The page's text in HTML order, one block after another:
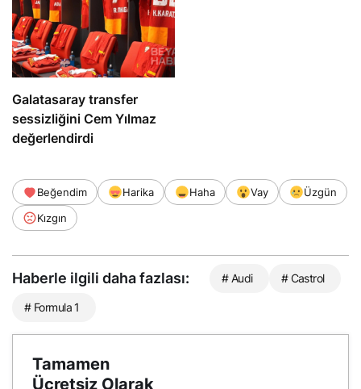
Galatasaray transfer
sessizliğini Cem Yılmaz
değerlendirdi
Beğendim Harika Haha Vay
Üzgün
Kızgın
Haberle ilgili daha fazlası: # Audi # Castrol
# Formula 1
Tamamen
Ücretsiz Olarak